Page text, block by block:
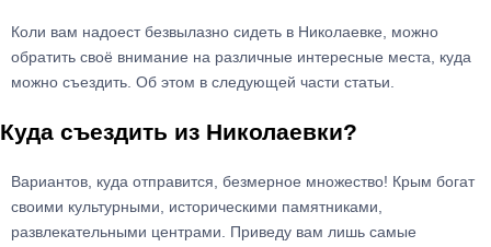
Коли вам надоест безвылазно сидеть в Николаевке, можно
обратить своё внимание на различные интересные места, куда
можно съездить. Об этом в следующей части статьи.
Куда съездить из Николаевки?
Вариантов, куда отправится, безмерное множество! Крым богат
своими культурными, историческими памятниками,
развлекательными центрами. Приведу вам лишь самые